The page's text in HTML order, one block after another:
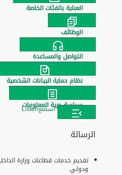
العناية بالفئات الخاصة
الوظائف
التواصل والمساعدة
نظام حماية البيانات الشخصية
سياسة حرية المعلومات
استمعListen
الرسالة
ودولي.